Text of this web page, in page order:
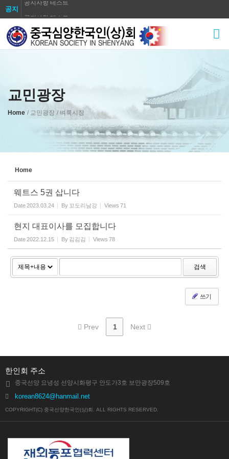
공지
공지사항 테스트
공지사항 테스트
공지사항 테스트
공지사항 테스트
공지사항 테스트
교민광장
Home / 교민광장 / 벼룩시장
Home
웨트스 5권 삽니다
Date2023.03.24 By 꼬도리남강 Views 71
현지 대표이사를 모집합니다
Date2022.12.15 By 김김김 Views 78
검색
쓰기
Prev 1 Next
한인회 주소
중국선양 요녕성 선양시화평구 안도가3호 보만광장509호
korean8624@hanmail.net
COPYRIGHT(C) 중국선양한국인(상)회. ALL RIGHTS RESERVED.
Sketchbook5, 스케치북5
Sketchbook5, 스케치북5